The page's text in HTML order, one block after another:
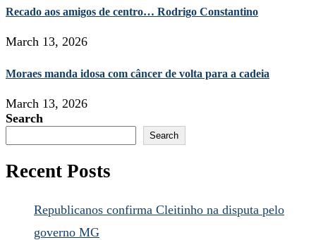
Recado aos amigos de centro… Rodrigo Constantino
March 13, 2026
Moraes manda idosa com câncer de volta para a cadeia
March 13, 2026
Search
Search
Recent Posts
Republicanos confirma Cleitinho na disputa pelo
governo MG